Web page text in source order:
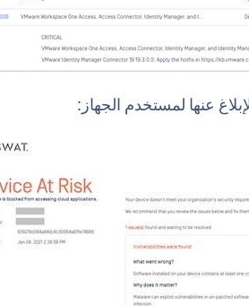
عنها لمستخدم الجهاز: